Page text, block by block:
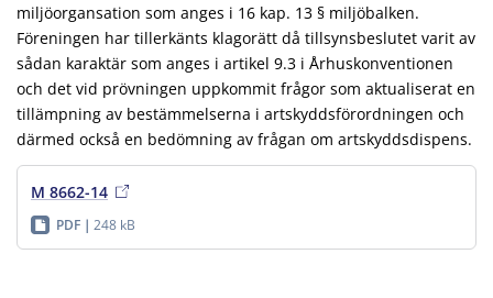
miljöorgansation som anges i 16 kap. 13 § miljöbalken.
Föreningen har tillerkänts klagorätt då tillsynsbeslutet varit av
sådan karaktär som anges i artikel 9.3 i Århuskonventionen
och det vid prövningen uppkommit frågor som aktualiserat en
tillämpning av bestämmelserna i artskyddsförordningen och
därmed också en bedömning av frågan om artskyddsdispens.
M 8662-14
PDF 248 kB